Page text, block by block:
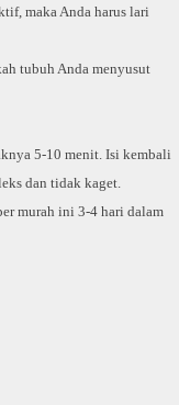
maka Anda harus lari
tubuh Anda menyusut
5-10 menit. Isi kembali
dan tidak kaget.
murah ini 3-4 hari dalam